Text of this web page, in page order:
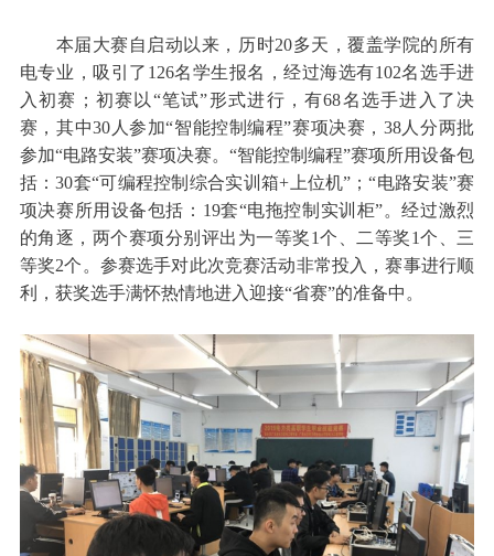
本届大赛自启动以来，历时20多天，覆盖学院的所有
电专业，吸引了126名学生报名，经过海选有102名选手进
入初赛；初赛以“笔试”形式进行，有68名选手进入了决
赛，其中30人参加“智能控制编程”赛项决赛，38人分两批
参加“电路安装”赛项决赛。“智能控制编程”赛项所用设备包
括：30套“可编程控制综合实训箱+上位机”；“电路安装”赛
项决赛所用设备包括：19套“电拖控制实训柜”。经过激烈
的角逐，两个赛项分别评出为一等奖1个、二等奖1个、三
等奖2个。参赛选手对此次竞赛活动非常投入，赛事进行顺
利，获奖选手满怀热情地进入迎接“省赛”的准备中。